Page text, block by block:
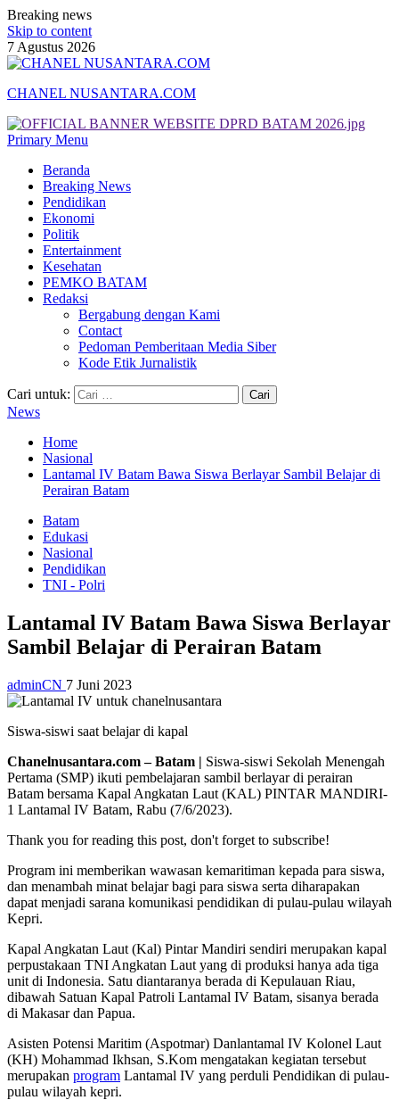
Breaking news
Skip to content
7 Agustus 2026
CHANEL NUSANTARA.COM
Primary Menu
Beranda
Breaking News
Pendidikan
Ekonomi
Politik
Entertainment
Kesehatan
PEMKO BATAM
Redaksi
Bergabung dengan Kami
Contact
Pedoman Pemberitaan Media Siber
Kode Etik Jurnalistik
Cari untuk:
News
Home
Nasional
Lantamal IV Batam Bawa Siswa Berlayar Sambil Belajar di
Perairan Batam
Batam
Edukasi
Nasional
Pendidikan
TNI - Polri
Lantamal IV Batam Bawa Siswa Berlayar
Sambil Belajar di Perairan Batam
adminCN 7 Juni 2023
Siswa-siswi saat belajar di kapal
Chanelnusantara.com – Batam | Siswa-siswi Sekolah Menengah
Pertama (SMP) ikuti pembelajaran sambil berlayar di perairan
Batam bersama Kapal Angkatan Laut (KAL) PINTAR MANDIRI-
1 Lantamal IV Batam, Rabu (7/6/2023).
Thank you for reading this post, don't forget to subscribe!
Program ini memberikan wawasan kemaritiman kepada para siswa,
dan menambah minat belajar bagi para siswa serta diharapakan
dapat menjadi sarana komunikasi pendidikan di pulau-pulau wilayah
Kepri.
Kapal Angkatan Laut (Kal) Pintar Mandiri sendiri merupakan kapal
perpustakaan TNI Angkatan Laut yang di produksi hanya ada tiga
unit di Indonesia. Satu diantaranya berada di Kepulauan Riau,
dibawah Satuan Kapal Patroli Lantamal IV Batam, sisanya berada
di Makasar dan Papua.
Asisten Potensi Maritim (Aspotmar) Danlantamal IV Kolonel Laut
(KH) Mohammad Ikhsan, S.Kom mengatakan kegiatan tersebut
merupakan program Lantamal IV yang perduli Pendidikan di pulau-
pulau wilayah kepri.